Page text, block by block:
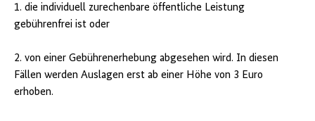
1. die individuell zurechenbare öffentliche Leistung
gebührenfrei ist oder
2. von einer Gebührenerhebung abgesehen wird. In diesen
Fällen werden Auslagen erst ab einer Höhe von 3 Euro
erhoben.